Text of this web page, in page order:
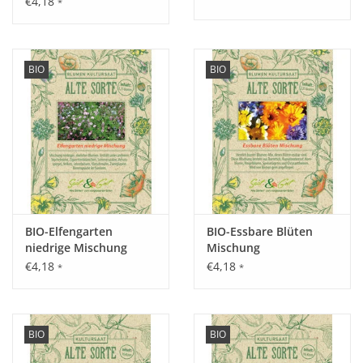
März - Mai drinnen vorziehen, ab Mitte/Ende Mai
auspflanzen.
Keimung:
Optimale Keimung bei 20 - 24°C, nach ca. 10 - 14 Tagen.
Kultur:
Pflanzabstand 40 cm in der Reihe, zwischen den Reihen ca.
BIO
BIO-Elfengarten
niedrige Mischung
€4,18 *
BIO
BIO-Essbare Blüten
Mischung
€4,18 *
BIO BIO